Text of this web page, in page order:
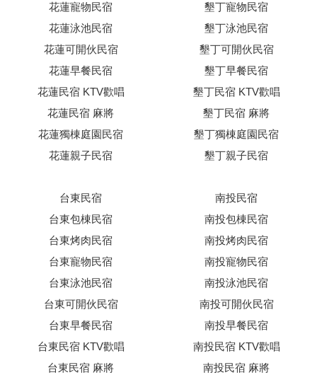
花蓮寵物民宿
花蓮泳池民宿
花蓮可開伙民宿
花蓮早餐民宿
花蓮民宿 KTV歡唱
花蓮民宿 麻將
花蓮獨棟庭園民宿
花蓮親子民宿
墾丁寵物民宿
墾丁泳池民宿
墾丁可開伙民宿
墾丁早餐民宿
墾丁民宿 KTV歡唱
墾丁民宿 麻將
墾丁獨棟庭園民宿
墾丁親子民宿
台東民宿
台東包棟民宿
台東烤肉民宿
台東寵物民宿
台東泳池民宿
台東可開伙民宿
台東早餐民宿
台東民宿 KTV歡唱
台東民宿 麻將
南投民宿
南投包棟民宿
南投烤肉民宿
南投寵物民宿
南投泳池民宿
南投可開伙民宿
南投早餐民宿
南投民宿 KTV歡唱
南投民宿 麻將